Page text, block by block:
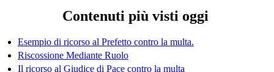
Contenuti più visti oggi
Esempio di ricorso al Prefetto contro la multa.
Riscossione Mediante Ruolo
Il ricorso al Giudice di Pace contro la multa